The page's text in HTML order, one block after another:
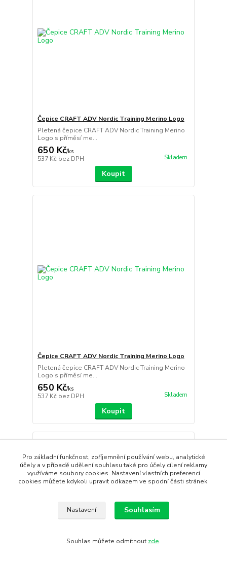
Čepice CRAFT ADV Nordic Training Merino Logo
Pletená čepice CRAFT ADV Nordic Training Merino
Logo s příměsí me...
650 Kč/ks
537 Kč bez DPH Skladem
Koupit
Čepice CRAFT ADV Nordic Training Merino Logo
Pletená čepice CRAFT ADV Nordic Training Merino
Logo s příměsí me...
650 Kč/ks
537 Kč bez DPH Skladem
Koupit
Pro základní funkčnost, zpříjemnění používání webu, analytické
účely a v případě udělení souhlasu také pro účely cílení reklamy
využíváme soubory cookies. Nastavení vlastních preferencí
cookies můžete kdykoli upravit odkazem ve spodní části stránek.
Nastavení Souhlasím
Souhlas můžete odmítnout zde.